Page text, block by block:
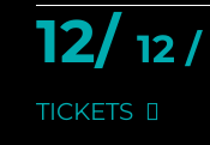
12/ 12 /
TICKETS